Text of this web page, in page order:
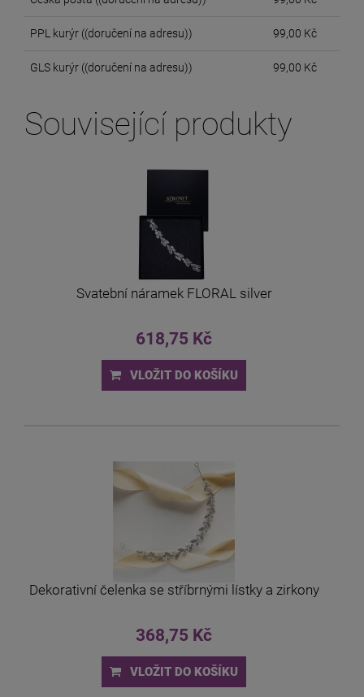
PPL kurýr ((doručení na adresu)) 99,00 Kč
GLS kurýr ((doručení na adresu)) 99,00 Kč
Související produkty
Svatební náramek FLORAL silver
618,75 Kč
VLOŽIT DO KOŠÍKU
Dekorativní čelenka se stříbrnými lístky a zirkony
368,75 Kč
VLOŽIT DO KOŠÍKU